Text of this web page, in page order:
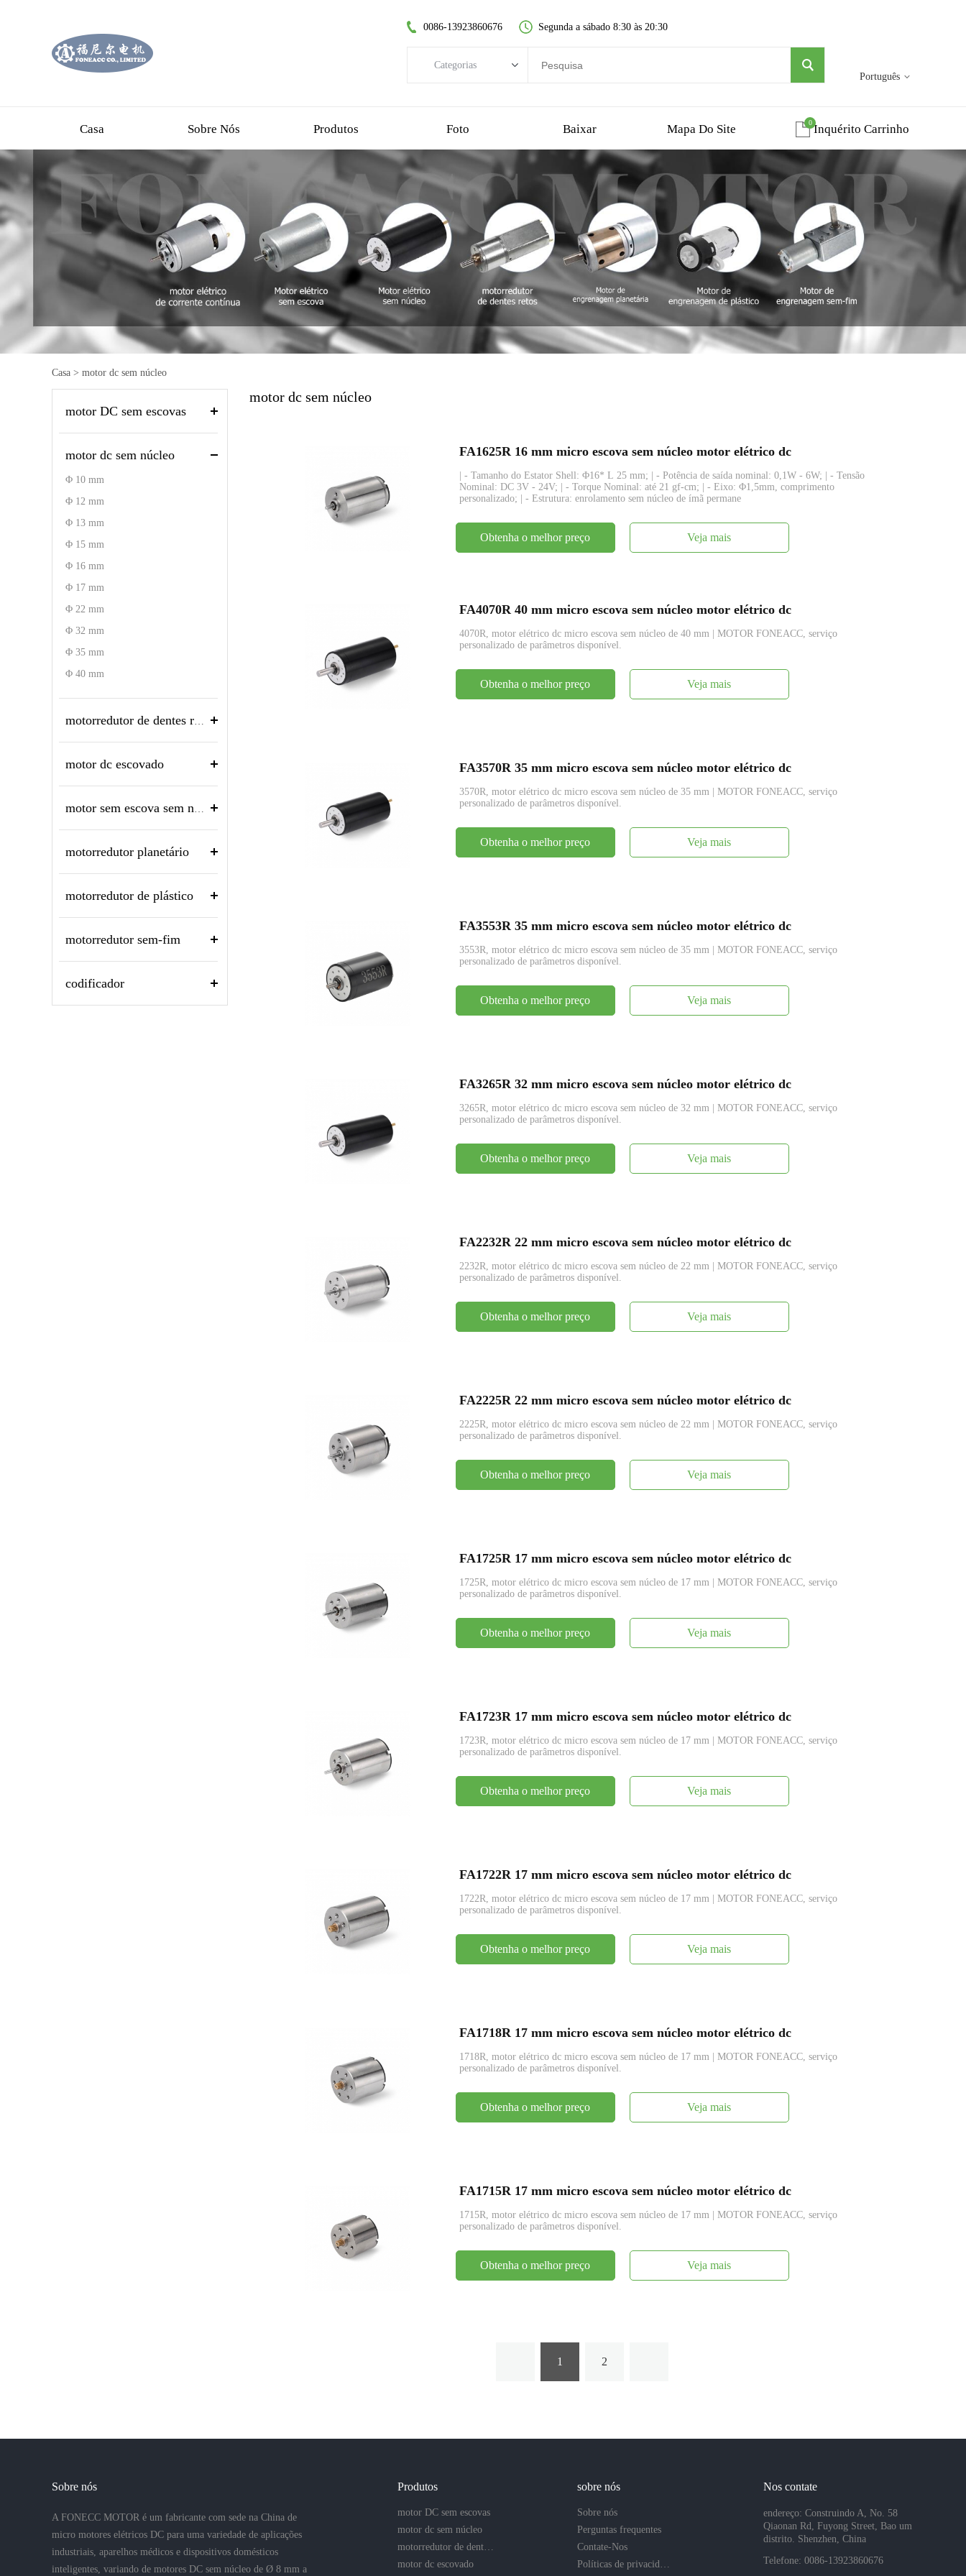
Português
0086-13923860676 Segunda a sábado 8:30 às 20:30
Categorias
motorredutor de dentes retos
motor dc escovado
motor sem escova sem núcleo
motorredutor planetário
motorredutor de plástico
motorredutor sem-fim
Casa Sobre Nós Produtos Foto Baixar Mapa Do Site Inquérito Carrinho
0
Casa > motor dc sem núcleo
motor DC sem escovas
motor dc sem núcleo
Φ 10 mm
Φ 12 mm
Φ 13 mm
Φ 15 mm
Φ 16 mm
Φ 17 mm
Φ 22 mm
Φ 32 mm
Φ 35 mm
Φ 40 mm
motor dc escovado
motorredutor planetário
motorredutor de plástico
motorredutor sem-fim
codificador
motor dc sem núcleo
FA1625R 16 mm micro escova sem núcleo motor elétrico dc
| - Tamanho do Estator Shell: Φ16* L 25 mm; | - Potência de saída nominal: 0,1W - 6W; | - Tensão
Nominal: DC 3V - 24V; | - Torque Nominal: até 21 gf-cm; | - Eixo: Φ1,5mm, comprimento
personalizado; | - Estrutura: enrolamento sem núcleo de ímã permane
Obtenha o melhor preço Veja mais
FA4070R 40 mm micro escova sem núcleo motor elétrico dc
4070R, motor elétrico dc micro escova sem núcleo de 40 mm | MOTOR FONEACC, serviço
personalizado de parâmetros disponível.
Obtenha o melhor preço Veja mais
FA3570R 35 mm micro escova sem núcleo motor elétrico dc
3570R, motor elétrico dc micro escova sem núcleo de 35 mm | MOTOR FONEACC, serviço
personalizado de parâmetros disponível.
Obtenha o melhor preço Veja mais
FA3553R 35 mm micro escova sem núcleo motor elétrico dc
3553R, motor elétrico dc micro escova sem núcleo de 35 mm | MOTOR FONEACC, serviço
personalizado de parâmetros disponível.
Obtenha o melhor preço Veja mais
FA3265R 32 mm micro escova sem núcleo motor elétrico dc
3265R, motor elétrico dc micro escova sem núcleo de 32 mm | MOTOR FONEACC, serviço
personalizado de parâmetros disponível.
Obtenha o melhor preço Veja mais
FA2232R 22 mm micro escova sem núcleo motor elétrico dc
2232R, motor elétrico dc micro escova sem núcleo de 22 mm | MOTOR FONEACC, serviço
personalizado de parâmetros disponível.
Obtenha o melhor preço Veja mais
FA2225R 22 mm micro escova sem núcleo motor elétrico dc
2225R, motor elétrico dc micro escova sem núcleo de 22 mm | MOTOR FONEACC, serviço
personalizado de parâmetros disponível.
Obtenha o melhor preço Veja mais
FA1725R 17 mm micro escova sem núcleo motor elétrico dc
1725R, motor elétrico dc micro escova sem núcleo de 17 mm | MOTOR FONEACC, serviço
personalizado de parâmetros disponível.
Obtenha o melhor preço Veja mais
FA1723R 17 mm micro escova sem núcleo motor elétrico dc
1723R, motor elétrico dc micro escova sem núcleo de 17 mm | MOTOR FONEACC, serviço
personalizado de parâmetros disponível.
Obtenha o melhor preço Veja mais
FA1722R 17 mm micro escova sem núcleo motor elétrico dc
1722R, motor elétrico dc micro escova sem núcleo de 17 mm | MOTOR FONEACC, serviço
personalizado de parâmetros disponível.
Obtenha o melhor preço Veja mais
FA1718R 17 mm micro escova sem núcleo motor elétrico dc
1718R, motor elétrico dc micro escova sem núcleo de 17 mm | MOTOR FONEACC, serviço
personalizado de parâmetros disponível.
Obtenha o melhor preço Veja mais
FA1715R 17 mm micro escova sem núcleo motor elétrico dc
1715R, motor elétrico dc micro escova sem núcleo de 17 mm | MOTOR FONEACC, serviço
personalizado de parâmetros disponível.
Obtenha o melhor preço Veja mais
1 2
Sobre nós
A FONECC MOTOR é um fabricante com sede na China de
micro motores elétricos DC para uma variedade de aplicações
industriais, aparelhos médicos e dispositivos domésticos
inteligentes, variando de motores DC sem núcleo de Ø 8 mm a
Produtos
motor DC sem escovas
motor dc sem núcleo
motor dc escovado
sobre nós
Sobre nós
Perguntas frequentes
Contate-Nos
Nos contate
endereço: Construindo A, No. 58
Qiaonan Rd, Fuyong Street, Bao um
distrito. Shenzhen, China
Telefone: 0086-13923860676